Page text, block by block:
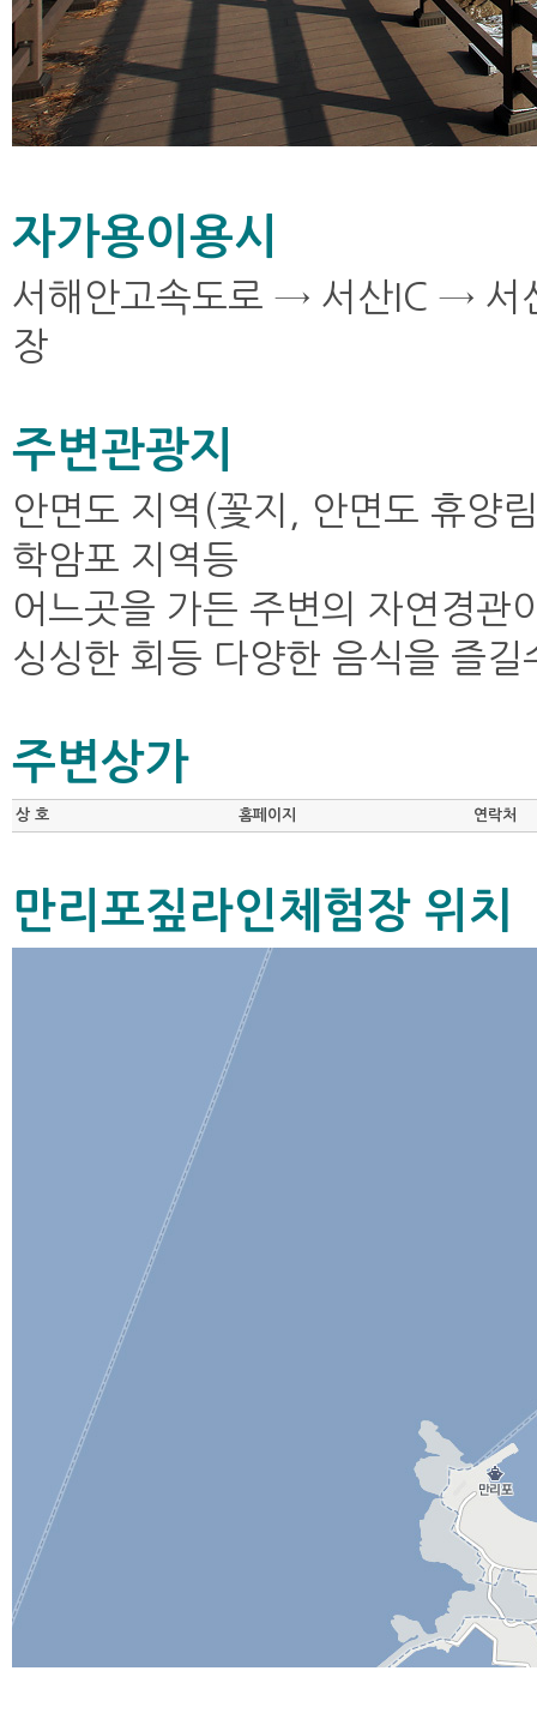
자가용이용시
서해안고속도로 → 서산IC →
장
주변관광지
안면도 지역(꽃지, 안면도 휴양
학암포 지역등
어느곳을 가든 주변의 자연경관
싱싱한 회등 다양한 음식을 즐길
주변상가
상 호 홈페이지 연락처
만리포짚라인체험장 위치